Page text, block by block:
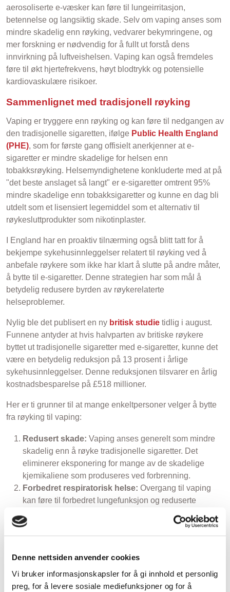
Denne nettsiden anvender cookies
Vi bruker informasjonskapsler for å gi innhold et personlig
preg, for å levere sosiale mediefunksjoner og for å
aerosoliserte e-væsker kan føre til lungeirritasjon,
betennelse og langsiktig skade. Selv om vaping anses som
mindre skadelig enn røyking, vedvarer bekymringene, og
mer forskning er nødvendig for å fullt ut forstå dens
innvirkning på luftveishelsen. Vaping kan også fremdeles
føre til økt hjertefrekvens, høyt blodtrykk og potensielle
kardiovaskulære risikoer.
Sammenlignet med tradisjonell røyking
Vaping er tryggere enn røyking og kan føre til nedgangen av
den tradisjonelle sigaretten, ifølge Public Health England
(PHE), som for første gang offisielt anerkjenner at e-
sigaretter er mindre skadelige for helsen enn
tobakksrøyking. Helsemyndighetene konkluderte med at på
"det beste anslaget så langt" er e-sigaretter omtrent 95%
mindre skadelige enn tobakksigaretter og kunne en dag bli
utdelt som et lisensiert legemiddel som et alternativ til
røykesluttprodukter som nikotinplaster.
I England har en proaktiv tilnærming også blitt tatt for å
bekjempe sykehusinnleggelser relatert til røyking ved å
anbefale røykere som ikke har klart å slutte på andre måter,
å bytte til e-sigaretter. Denne strategien har som mål å
betydelig redusere byrden av røykerelaterte
helseproblemer.
Nylig ble det publisert en ny britisk studie tidlig i august.
Funnene antyder at hvis halvparten av britiske røykere
byttet ut tradisjonelle sigaretter med e-sigaretter, kunne det
være en betydelig reduksjon på 13 prosent i årlige
sykehusinnleggelser. Denne reduksjonen tilsvarer en årlig
kostnadsbesparelse på £518 millioner.
Her er ti grunner til at mange enkeltpersoner velger å bytte
fra røyking til vaping:
Redusert skade: Vaping anses generelt som mindre
skadelig enn å røyke tradisjonelle sigaretter. Det
eliminerer eksponering for mange av de skadelige
kjemikaliene som produseres ved forbrenning.
Forbedret respiratorisk helse: Overgang til vaping
kan føre til forbedret lungefunksjon og reduserte
med røyking.
Variasjon av smaker:Vapers har tilgang til et bredt
og tilpassbar opplevelse.
Kontrollert nikotininntak: Vaping tilbyr justerbare
nikotinnivåer, slik at brukere gradvis kan redusere